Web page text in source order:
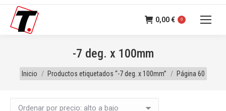
0,00€ 0
-7 deg. x 100mm
Estás aquí:
Inicio Productos etiquetados “-7 deg. x 100mm” Página 60